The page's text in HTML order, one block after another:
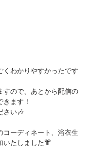
くわかりやすかったです
すので、あとから配信の
ます！
さい🎶
コーディネート、浴衣生
いたしました👘